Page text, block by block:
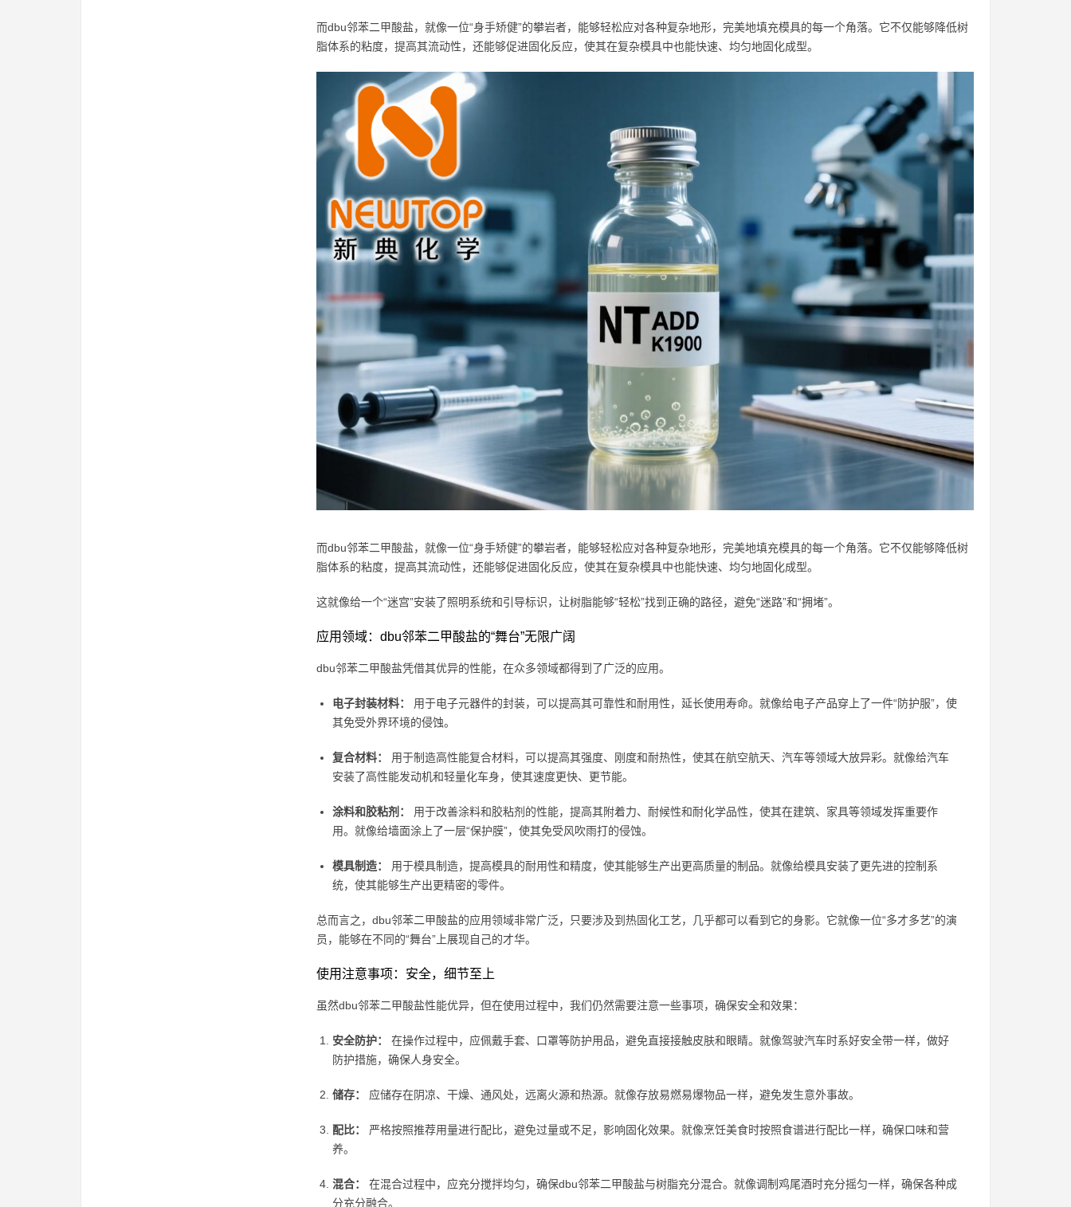
而dbu邻苯二甲酸盐，就像一位“身手矫健”的攀岩者，能够轻松应对各种复杂地形，完美地填充模具的每一个角落。它不仅能够降低树
脂体系的粘度，提高其流动性，还能够促进固化反应，使其在复杂模具中也能快速、均匀地固化成型。
而dbu邻苯二甲酸盐，就像一位“身手矫健”的攀岩者，能够轻松应对各种复杂地形，完美地填充模具的每一个角落。它不仅能够降低树
脂体系的粘度，提高其流动性，还能够促进固化反应，使其在复杂模具中也能快速、均匀地固化成型。
这就像给一个“迷宫”安装了照明系统和引导标识，让树脂能够“轻松”找到正确的路径，避免“迷路”和“拥堵”。
应用领域：dbu邻苯二甲酸盐的“舞台”无限广阔
dbu邻苯二甲酸盐凭借其优异的性能，在众多领域都得到了广泛的应用。
电子封装材料：
用于电子元器件的封装，可以提高其可靠性和耐用性，延长使用寿命。就像给电子产品穿上了一件“防护服”，使
其免受外界环境的侵蚀。
复合材料：
用于制造高性能复合材料，可以提高其强度、刚度和耐热性，使其在航空航天、汽车等领域大放异彩。就像给汽车
安装了高性能发动机和轻量化车身，使其速度更快、更节能。
涂料和胶粘剂：
用于改善涂料和胶粘剂的性能，提高其附着力、耐候性和耐化学品性，使其在建筑、家具等领域发挥重要作
用。就像给墙面涂上了一层“保护膜”，使其免受风吹雨打的侵蚀。
模具制造：
用于模具制造，提高模具的耐用性和精度，使其能够生产出更高质量的制品。就像给模具安装了更先进的控制系
统，使其能够生产出更精密的零件。
总而言之，dbu邻苯二甲酸盐的应用领域非常广泛，只要涉及到热固化工艺，几乎都可以看到它的身影。它就像一位“多才多艺”的演
员，能够在不同的“舞台”上展现自己的才华。
使用注意事项：安全，细节至上
虽然dbu邻苯二甲酸盐性能优异，但在使用过程中，我们仍然需要注意一些事项，确保安全和效果：
安全防护：
在操作过程中，应佩戴手套、口罩等防护用品，避免直接接触皮肤和眼睛。就像驾驶汽车时系好安全带一样，做好
防护措施，确保人身安全。
储存： 应储存在阴凉、干燥、通风处，远离火源和热源。就像存放易燃易爆物品一样，避免发生意外事故。
配比：
严格按照推荐用量进行配比，避免过量或不足，影响固化效果。就像烹饪美食时按照食谱进行配比一样，确保口味和营
养。
混合：
在混合过程中，应充分搅拌均匀，确保dbu邻苯二甲酸盐与树脂充分混合。就像调制鸡尾酒时充分摇匀一样，确保各种成
分充分融合。